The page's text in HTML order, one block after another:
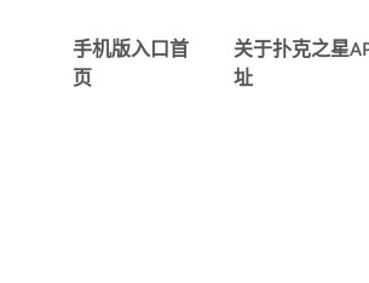
手机版入口首
页
关于扑克之星
址